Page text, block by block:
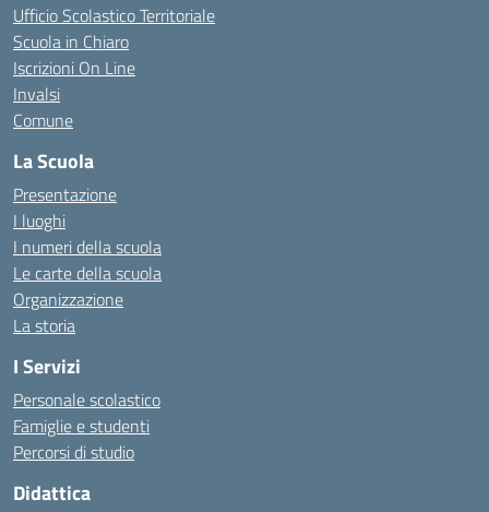
Ufficio Scolastico Territoriale
Scuola in Chiaro
Iscrizioni On Line
Invalsi
Comune
La Scuola
Presentazione
I luoghi
I numeri della scuola
Le carte della scuola
Organizzazione
La storia
I Servizi
Personale scolastico
Famiglie e studenti
Percorsi di studio
Didattica